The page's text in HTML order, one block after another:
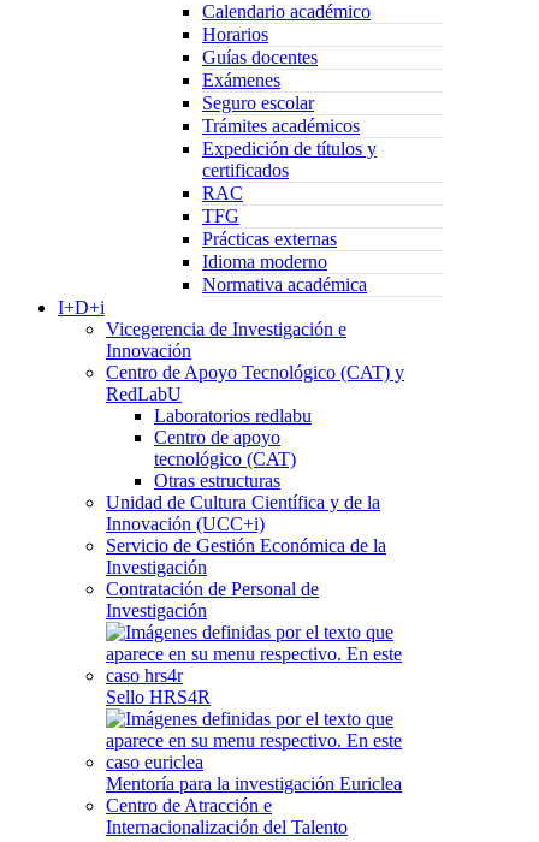
Calendario académico
Horarios
Guías docentes
Exámenes
Seguro escolar
Trámites académicos
Expedición de títulos y
certificados
RAC
TFG
Prácticas externas
Idioma moderno
Normativa académica
I+D+i
Vicegerencia de Investigación e
Innovación
Centro de Apoyo Tecnológico (CAT) y
RedLabU
Laboratorios redlabu
Centro de apoyo
tecnológico (CAT)
Otras estructuras
Unidad de Cultura Científica y de la
Innovación (UCC+i)
Servicio de Gestión Económica de la
Investigación
Contratación de Personal de
Investigación
Sello HRS4R
Mentoría para la investigación Euriclea
Centro de Atracción e
Internacionalización del Talento